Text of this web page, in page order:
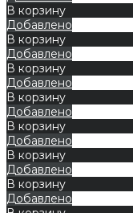
В корзину
Добавлено
В корзину
Добавлено
В корзину
Добавлено
В корзину
Добавлено
В корзину
Добавлено
В корзину
Добавлено
В корзину
Добавлено